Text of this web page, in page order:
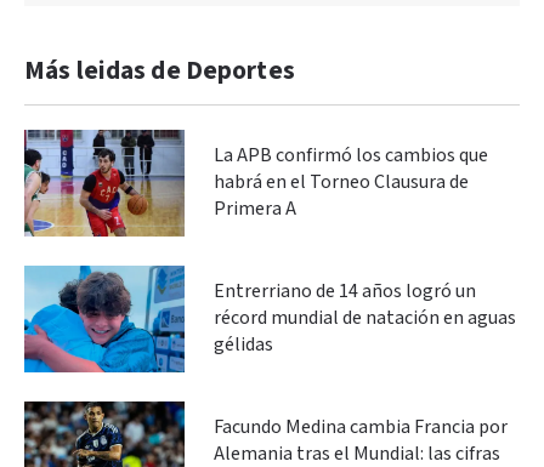
Más leidas de Deportes
La APB confirmó los cambios que
habrá en el Torneo Clausura de
Primera A
Entrerriano de 14 años logró un
récord mundial de natación en aguas
gélidas
Facundo Medina cambia Francia por
Alemania tras el Mundial: las cifras